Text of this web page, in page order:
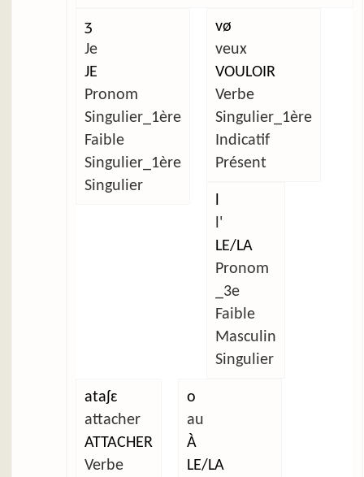
ʒ
Je
JE
Pronom
Singulier_1ère
Faible
Singulier_1ère
Singulier
vø
veux
VOULOIR
Verbe
Singulier_1ère
Indicatif
Présent
l'
LE/LA
Pronom
_3e
Faible
Masculin
Singulier
ataʃɛ
attacher
ATTACHER
Verbe
o
au
À
LE/LA